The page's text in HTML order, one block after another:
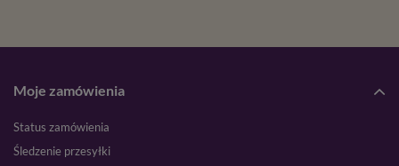
Moje zamówienia
Status zamówienia
Śledzenie przesyłki